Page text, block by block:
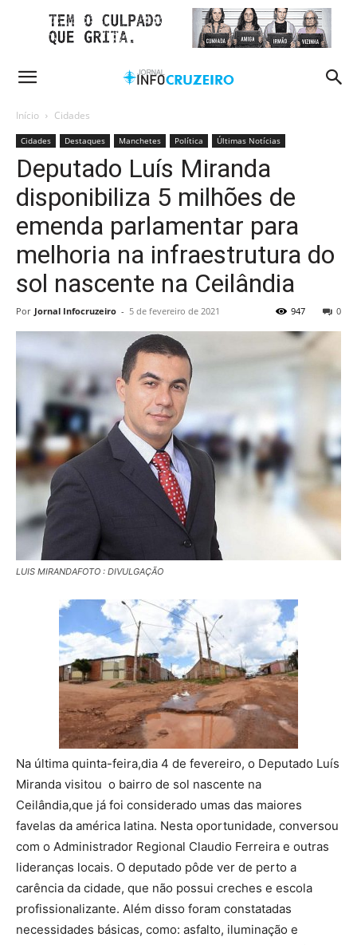
Início Cidades
Cidades Destaques Manchetes Política Últimas Notícias
Deputado Luís Miranda
disponibiliza 5 milhões de
emenda parlamentar para
melhoria na infraestrutura do
sol nascente na Ceilândia
Por Jornal Infocruzeiro - 5 de fevereiro de 2021 0
947
LUIS MIRANDAFOTO : DIVULGAÇÃO
Na última quinta-feira,dia 4 de fevereiro, o Deputado Luís
Miranda visitou o bairro de sol nascente na
Ceilândia,que já foi considerado umas das maiores
favelas da américa latina. Nesta oportunidade, conversou
com o Administrador Regional Claudio Ferreira e outras
lideranças locais. O deputado pôde ver de perto a
carência da cidade, que não possui creches e escola
profissionalizante. Além disso foram constatadas
necessidades básicas, como: asfalto, iluminação e